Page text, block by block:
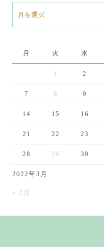
2022年3月
月 火 水
1 2
7 8 9
14 15 16
21 22 23
28 29 30
« 2月